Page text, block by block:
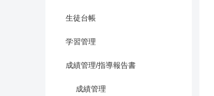
生徒台帳
学習管理
成績管理/指導報告書
成績管理